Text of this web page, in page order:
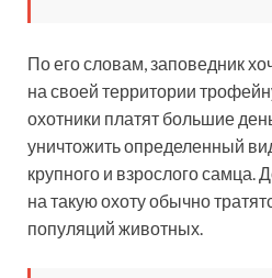
По его словам, заповедник
на своей территории
охотники платят большие
уничтожить определенный
крупного и взрослого самца.
на такую охоту обычно
популяций животных.